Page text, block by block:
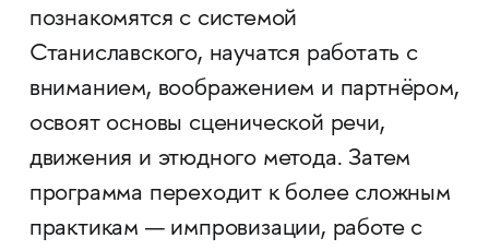
познакомятся с системой
Станиславского, научатся работать с
вниманием, воображением и партнёром,
освоят основы сценической речи,
движения и этюдного метода. Затем
программа переходит к более сложным
практикам — импровизации, работе с